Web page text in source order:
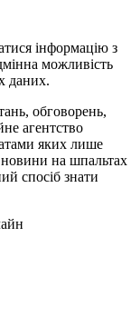
інформацію з
можливість
даних.
обговорень,
агентство
яких лише
новини на шпальтах
спосіб знати